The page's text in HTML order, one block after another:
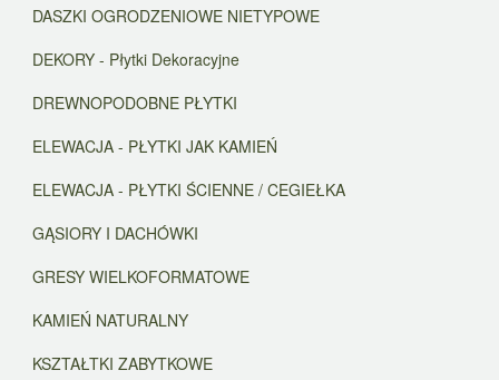
DASZKI OGRODZENIOWE NIETYPOWE
DEKORY - Płytki Dekoracyjne
DREWNOPODOBNE PŁYTKI
ELEWACJA - PŁYTKI JAK KAMIEŃ
ELEWACJA - PŁYTKI ŚCIENNE / CEGIEŁKA
GĄSIORY I DACHÓWKI
GRESY WIELKOFORMATOWE
KAMIEŃ NATURALNY
KSZTAŁTKI ZABYTKOWE